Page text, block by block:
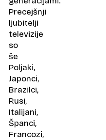
Precejšnji
ljubitelji
televizije
so
še
Poljaki,
Japonci,
Brazilci,
Rusi,
Italijani,
Španci,
Francozi,